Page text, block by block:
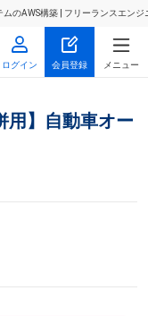
のAWS構築 | フリーランスエン
ログイン 会員登録 メニュー
用】自動車オー